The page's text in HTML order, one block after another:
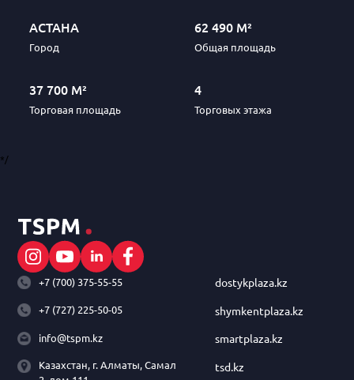
АСТАНА
Город
62 490 М²
Общая площадь
37 700 М²
Торговая площадь
4
Торговых этажа
*/
+7 (700) 375-55-55
+7 (727) 225-50-05
info@tspm.kz
Казахстан, г. Алматы, Самал
dostykplaza.kz
shymkentplaza.kz
smartplaza.kz
tsd.kz